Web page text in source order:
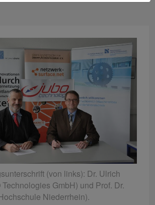
(von links): Dr. Ulrich
GmbH) und Prof. Dr.
Niederrhein).